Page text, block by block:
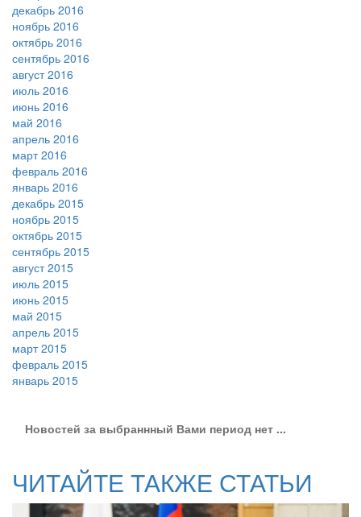
декабрь 2016
ноябрь 2016
октябрь 2016
сентябрь 2016
август 2016
июль 2016
июнь 2016
май 2016
апрель 2016
март 2016
февраль 2016
январь 2016
декабрь 2015
ноябрь 2015
октябрь 2015
сентябрь 2015
август 2015
июль 2015
июнь 2015
май 2015
апрель 2015
март 2015
февраль 2015
январь 2015
Новостей за выбраннный Вами период нет ...
ЧИТАЙТЕ ТАКЖЕ СТАТЬИ